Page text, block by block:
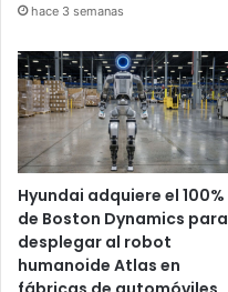
hace 3 semanas
Hyundai adquiere el 100%
de Boston Dynamics para
desplegar al robot
humanoide Atlas en